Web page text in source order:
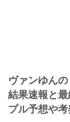
ヴァンゆん
結果速報と
プル予想や考